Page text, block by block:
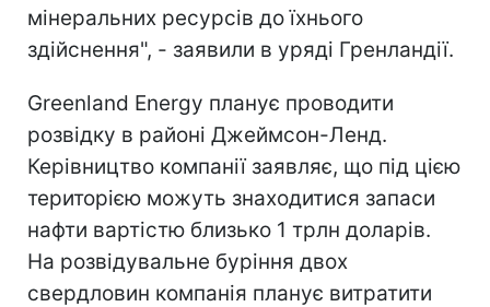
мінеральних ресурсів до їхнього
здійснення", - заявили в уряді Гренландії.
Greenland Energy планує проводити
розвідку в районі Джеймсон-Ленд.
Керівництво компанії заявляє, що під цією
територією можуть знаходитися запаси
нафти вартістю близько 1 трлн доларів.
На розвідувальне буріння двох
свердловин компанія планує витратити